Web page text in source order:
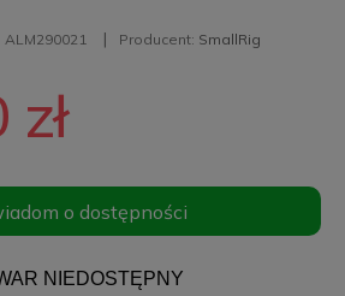
ALM290021 Producent: SmallRig
o dostępności
NIEDOSTĘPNY